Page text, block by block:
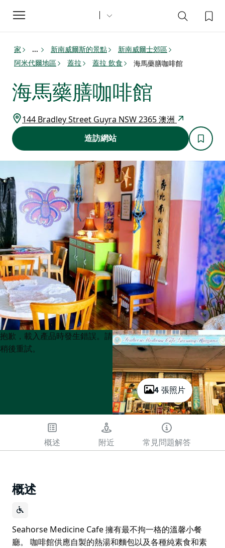
Toggle
navigation
家 ... 新南威爾斯的景點
新南威爾士郊區
阿米代爾地區
蓋拉 蓋拉 飲食 海馬藥膳咖啡館
海馬藥膳咖啡館
144 Bradley Street Guyra NSW 2365 澳洲
造訪網站
4 張照片
Product
List
Product
List
抱歉，載入產品時發生錯誤。請
稍後重試。
概述 附近 常見問題解答
概述
Seahorse Medicine Cafe 擁有最不拘一格的溫馨小餐
廳。 咖啡館供應自製的熱湯和麵包以及各種純素食和素